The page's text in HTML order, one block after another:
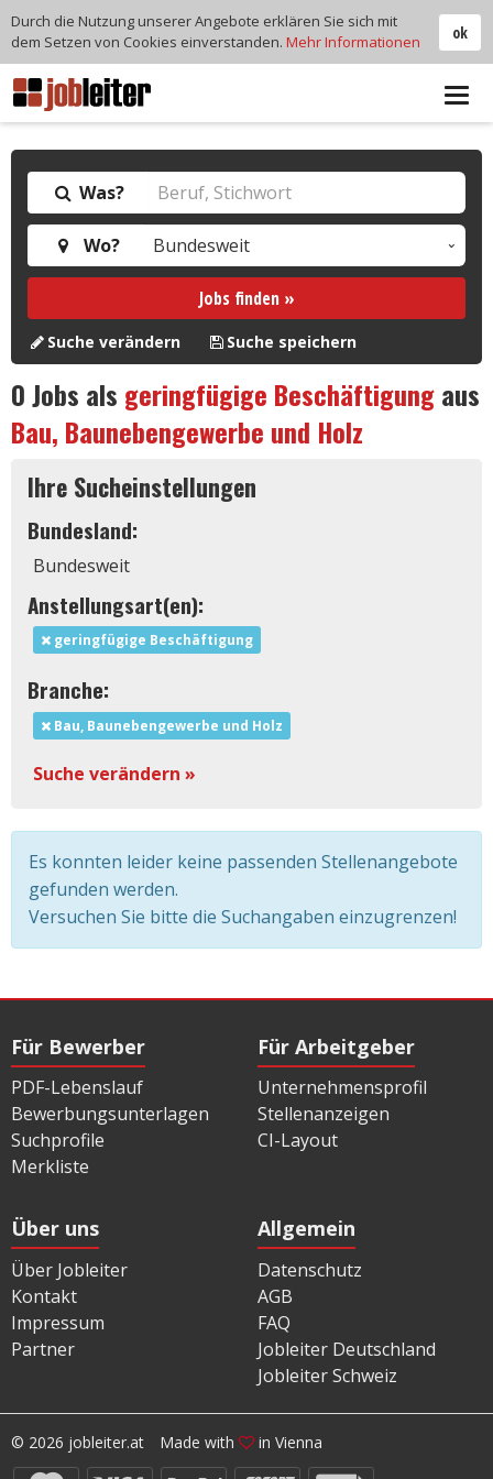
Was?
Wo?
Jobs finden »
Suche verändern Suche speichern
0Jobs als geringfügige Beschäftigungaus
Bau, Baunebengewerbe und Holz
Ihre Sucheinstellungen
Bundesland:
Bundesweit
Anstellungsart(en):
geringfügige Beschäftigung
Branche:
Bau, Baunebengewerbe und Holz
Suche verändern »
Es konnten leider keine passenden Stellenangebote
gefunden werden.
Versuchen Sie bitte die Suchangaben einzugrenzen!
Für Bewerber
PDF-Lebenslauf
Bewerbungsunterlagen
Suchprofile
Merkliste
Für Arbeitgeber
Unternehmensprofil
Stellenanzeigen
CI-Layout
Über uns
Über Jobleiter
Kontakt
Impressum
Partner
Allgemein
Datenschutz
AGB
FAQ
Jobleiter Deutschland
Jobleiter Schweiz
© 2026 jobleiter.at Made with in Vienna
ok
Durch die Nutzung unserer Angebote erklären Sie sich mit
dem Setzen von Cookies einverstanden. Mehr Informationen